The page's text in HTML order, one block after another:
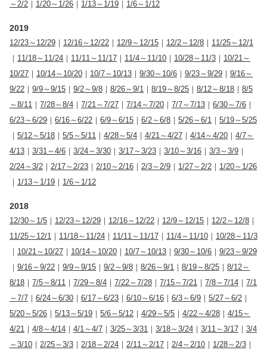
～2/2 ｜ 1/20～1/26 ｜ 1/13～1/19 ｜ 1/6～1/12
2019
12/23～12/29 ｜ 12/16～12/22 ｜ 12/9～12/15 ｜ 12/2～12/8 ｜ 11/25～12/1
｜ 11/18～11/24 ｜ 11/11～11/17 ｜ 11/4～11/10 ｜ 10/28～11/3 ｜ 10/21～
10/27 ｜ 10/14～10/20 ｜ 10/7～10/13 ｜ 9/30～10/6 ｜ 9/23～9/29 ｜ 9/16～
9/22 ｜ 9/9～9/15 ｜ 9/2～9/8 ｜ 8/26～9/1 ｜ 8/19～8/25 ｜ 8/12～8/18 ｜ 8/5
～8/11 ｜ 7/28～8/4 ｜ 7/21～7/27 ｜ 7/14～7/20 ｜ 7/7～7/13 ｜ 6/30～7/6 ｜
6/23～6/29 ｜ 6/16～6/22 ｜ 6/9～6/15 ｜ 6/2～6/8 ｜ 5/26～6/1 ｜ 5/19～5/25
｜ 5/12～5/18 ｜ 5/5～5/11 ｜ 4/28～5/4 ｜ 4/21～4/27 ｜ 4/14～4/20 ｜ 4/7～
4/13 ｜ 3/31～4/6 ｜ 3/24～3/30 ｜ 3/17～3/23 ｜ 3/10～3/16 ｜ 3/3～3/9 ｜
2/24～3/2 ｜ 2/17～2/23 ｜ 2/10～2/16 ｜ 2/3～2/9 ｜ 1/27～2/2 ｜ 1/20～1/26
｜ 1/13～1/19 ｜ 1/6～1/12
2018
12/30～1/5 ｜ 12/23～12/29 ｜ 12/16～12/22 ｜ 12/9～12/15 ｜ 12/2～12/8 ｜
11/25～12/1 ｜ 11/18～11/24 ｜ 11/11～11/17 ｜ 11/4～11/10 ｜ 10/28～11/3
｜ 10/21～10/27 ｜ 10/14～10/20 ｜ 10/7～10/13 ｜ 9/30～10/6 ｜ 9/23～9/29
｜ 9/16～9/22 ｜ 9/9～9/15 ｜ 9/2～9/8 ｜ 8/26～9/1 ｜ 8/19～8/25 ｜ 8/12～
8/18 ｜ 7/5～8/11 ｜ 7/29～8/4 ｜ 7/22～7/28 ｜ 7/15～7/21 ｜ 7/8～7/14 ｜ 7/1
～7/7 ｜ 6/24～6/30 ｜ 6/17～6/23 ｜ 6/10～6/16 ｜ 6/3～6/9 ｜ 5/27～6/2 ｜
5/20～5/26 ｜ 5/13～5/19 ｜ 5/6～5/12 ｜ 4/29～5/5 ｜ 4/22～4/28 ｜ 4/15～
4/21 ｜ 4/8～4/14 ｜ 4/1～4/7 ｜ 3/25～3/31 ｜ 3/18～3/24 ｜ 3/11～3/17 ｜ 3/4
～3/10 ｜ 2/25～3/3 ｜ 2/18～2/24 ｜ 2/11～2/17 ｜ 2/4～2/10 ｜ 1/28～2/3 ｜